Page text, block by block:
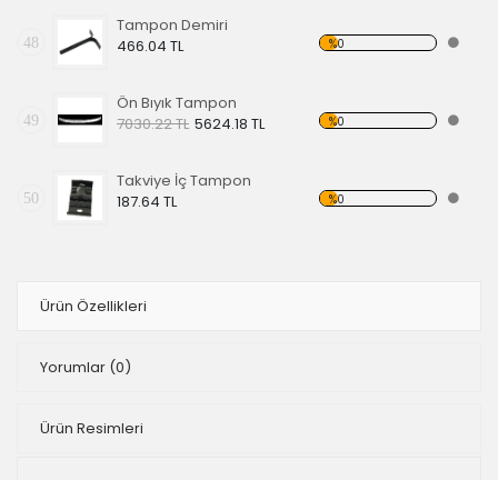
48
Tampon Demiri
466.04 TL
%0
49
Ön Bıyık Tampon
7030.22 TL 5624.18 TL %0
50
Takviye İç Tampon
187.64 TL
%0
Ürün Özellikleri
Yorumlar (0)
Ürün Resimleri